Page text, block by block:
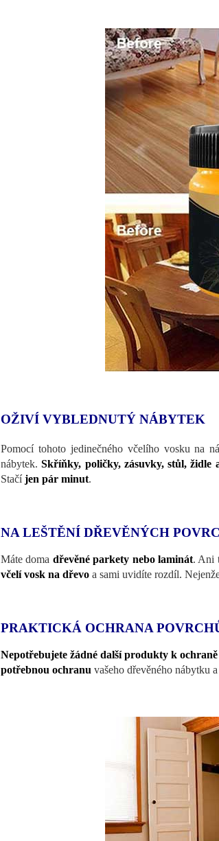
OŽIVÍ VYBLEDNUTÝ NÁBYTEK
Pomocí tohoto jedinečného včelího vosku na
nábytek.Skříňky, poličky, zásuvky, stůl, židle
Stačíjen pár minut.
NA LEŠTĚNÍ DŘEVĚNÝCH
Máte doma dřevěné parkety nebo laminát. Ani
včelí vosk na dřevo a sami uvidíte rozdíl.
PRAKTICKÁ OCHRANA
Nepotřebujete žádné další produkty k
potřebnou ochranu vašeho dřevěného nábytku